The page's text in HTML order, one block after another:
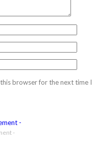
browser for the next time I
-